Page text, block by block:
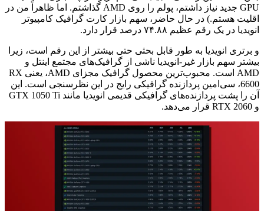
GPU جدید نیاز داشتم، پولم را روی AMD گذاشتم. اما ظاهراً من در
اقلیت هستم.) در حال حاضر، سهم بازار کارت گرافیک کامپیوتر
انویدیا در یک رقم عظیم ۷۴.۸۸ درصد قرار دارد.
و برتری انویدیا به طور قابل بحثی حتی بیشتر از این رقم است، زیرا
بیشتر سهم بازار غیر-انویدیا ناشی از گرافیک‌های مجتمع اینتل و
AMD است. محبوب‌ترین محصول گرافیک مجزای AMD، یعنی RX
6600، سی‌امین پردازنده گرافیکی رایج در این نظرسنجی است. این
آن را پشت پردازنده‌های گرافیکی قدیمی انویدیا مانند GTX 1050 Ti
و RTX 2060 قرار می‌دهد.